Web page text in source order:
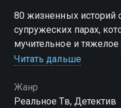
80 жизненных историй
супружеских парах,
мучительное и
режиме реального
чьей она стороне.
Читать дальше
Жанр
Реальное Тв, Детектив